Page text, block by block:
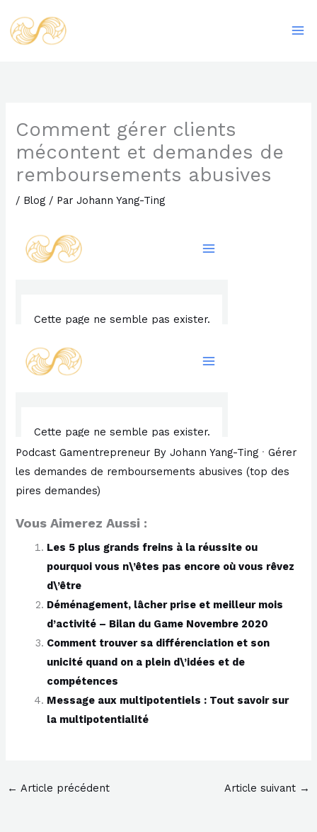
au
contenu
Comment gérer clients
mécontent et demandes de
remboursements abusives
/ Blog / ParJohann Yang-Ting
Podcast Gamentrepreneur By Johann Yang-Ting ·Gérer
les demandes de remboursements abusives (top des
pires demandes)
Vous Aimerez Aussi :
Les 5 plus grands freins à la réussite ou
pourquoi vous n\’êtes pas encore où vous rêvez
d\’être
Déménagement, lâcher prise et meilleur mois
d’activité – Bilan du Game Novembre 2020
Comment trouver sa différenciation et son
unicité quand on a plein d\’idées et de
compétences
Message aux multipotentiels : Tout savoir sur
la multipotentialité
← Article précédent Article suivant →